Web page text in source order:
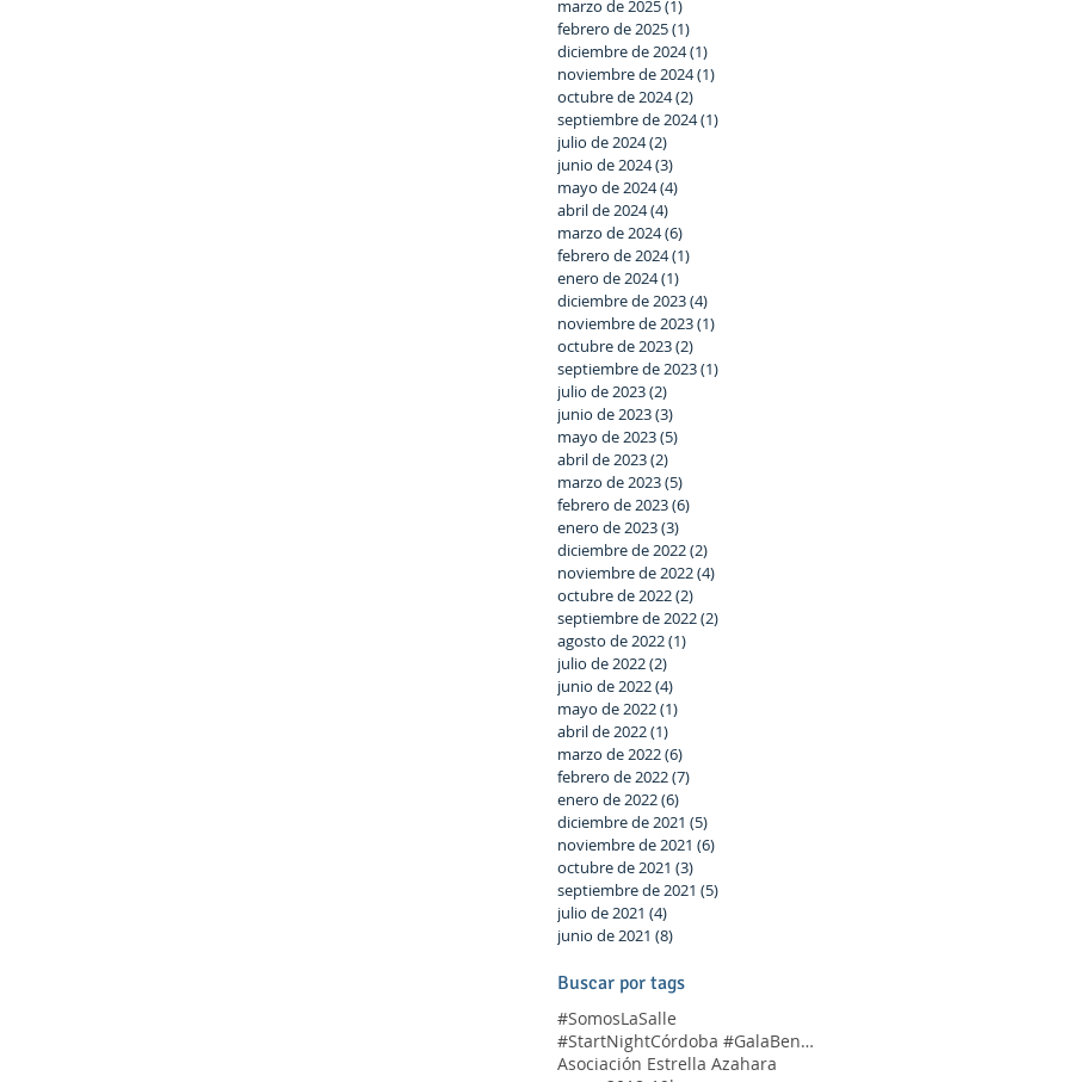
marzo de 2025(1)
febrero de 2025(1)
diciembre de 2024(1)
noviembre de 2024(1)
octubre de 2024(2)
septiembre de 2024(1)
julio de 2024(2)
junio de 2024(3)
mayo de 2024(4)
abril de 2024(4)
marzo de 2024(6)
febrero de 2024(1)
enero de 2024(1)
diciembre de 2023(4)
noviembre de 2023(1)
octubre de 2023(2)
septiembre de 2023(1)
julio de 2023(2)
junio de 2023(3)
mayo de 2023(5)
abril de 2023(2)
marzo de 2023(5)
febrero de 2023(6)
enero de 2023(3)
diciembre de 2022(2)
noviembre de 2022(4)
octubre de 2022(2)
septiembre de 2022(2)
agosto de 2022(1)
julio de 2022(2)
junio de 2022(4)
mayo de 2022(1)
abril de 2022(1)
marzo de 2022(6)
febrero de 2022(7)
enero de 2022(6)
diciembre de 2021 (5)
noviembre de 2021 (6)
octubre de 2021 (3)
septiembre de 2021 (5)
julio de 2021 (4)
junio de 2021 (8)
Buscar por tags
#SomosLaSalle
#StartNightCórdoba #GalaBenéfica
Asociación Estrella Azahara